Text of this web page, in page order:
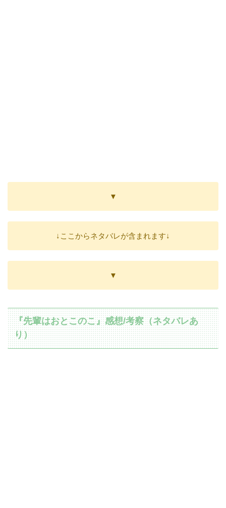
▼
↓ここからネタバレが含まれます↓
▼
『先輩はおとこのこ』感想/考察（ネタバレあ
り）